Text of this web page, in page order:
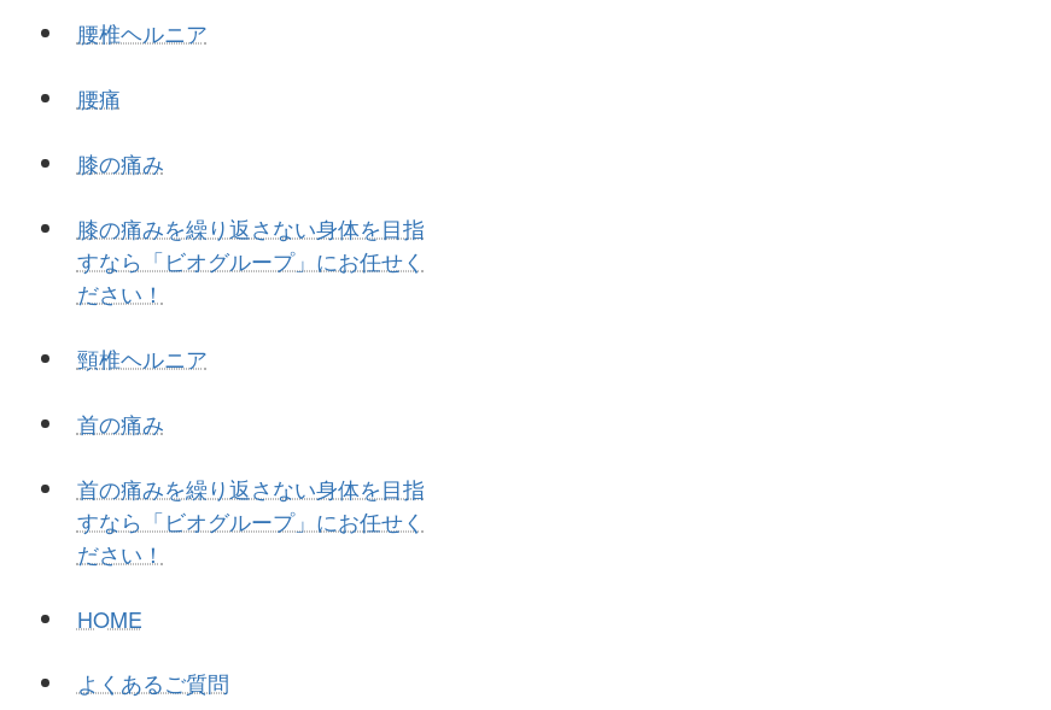
腰椎ヘルニア
腰痛
膝の痛み
膝の痛みを繰り返さない身体を目指
すなら「ビオグループ」にお任せく
ださい！
頸椎ヘルニア
首の痛み
首の痛みを繰り返さない身体を目指
すなら「ビオグループ」にお任せく
ださい！
HOME
よくあるご質問